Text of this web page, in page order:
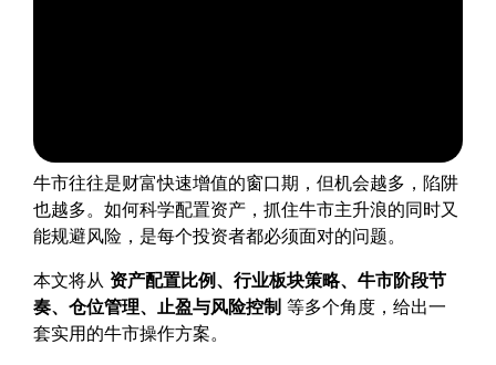
牛市往往是财富快速增值的窗口期，但机会越多，陷阱
也越多。如何科学配置资产，抓住牛市主升浪的同时又
能规避风险，是每个投资者都必须面对的问题。
本文将从 资产配置比例、行业板块策略、牛市阶段节
奏、仓位管理、止盈与风险控制 等多个角度，给出一
套实用的牛市操作方案。